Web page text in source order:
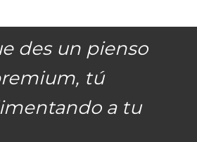
des un pienso
tú
a tu